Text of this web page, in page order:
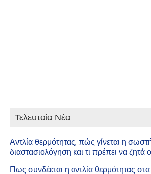
Τελευταία Νέα
Αντλία θερμότητας, πώς γίνεται η σωστή
διαστασιολόγηση και τι πρέπει να ζητά
Πως συνδέεται η αντλία θερμότητας